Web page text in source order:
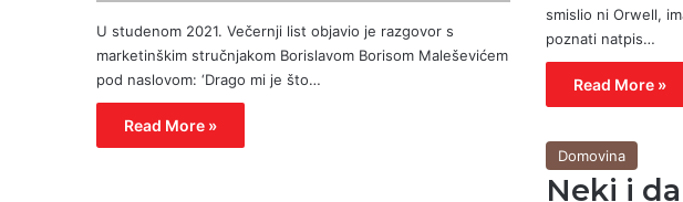
U studenom 2021. Večernji list objavio je razgovor s
marketinškim stručnjakom Borislavom Borisom Maleševićem
pod naslovom: ‘Drago mi je što…
Read More »
smislio ni Orwell,
poznati natpis…
Read More »
Domovina
Neki i